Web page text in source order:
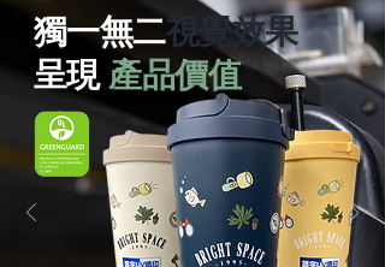
獨一無二視覺效果
呈現 產品價值